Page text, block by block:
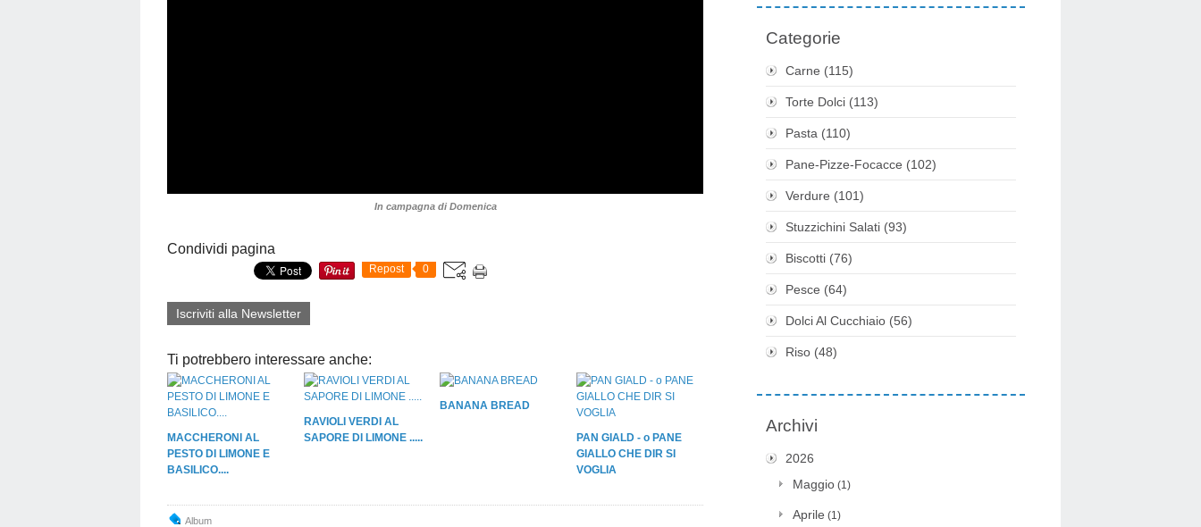
In campagna di Domenica
Condividi pagina
Repost 0
Iscriviti alla Newsletter
Ti potrebbero interessare anche:
MACCHERONI AL
PESTO DI LIMONE E
BASILICO....
RAVIOLI VERDI AL
SAPORE DI LIMONE .....
BANANA BREAD
PAN GIALD - o PANE
GIALLO CHE DIR SI
VOGLIA
Album
Categorie
Carne (115)
Torte Dolci (113)
Pasta (110)
Pane-Pizze-Focacce (102)
Verdure (101)
Stuzzichini Salati (93)
Biscotti (76)
Pesce (64)
Dolci Al Cucchiaio (56)
Riso (48)
Archivi
2026
Maggio (1)
Aprile (1)